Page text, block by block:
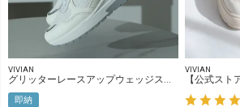
VIVIAN
グリッターレースアップウェッジスニーカー
即納
VIVIAN